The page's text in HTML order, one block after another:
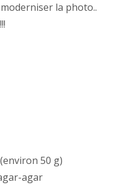
moderniser la photo..
50 g)
agar